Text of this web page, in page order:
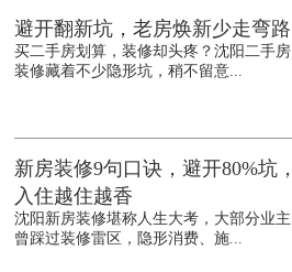
避开翻新坑，老房焕新少走弯路
买二手房划算，装修却头疼？沈阳二手房
装修藏着不少隐形坑，稍不留意...
新房装修9句口诀，避开80%坑，
入住越住越香
沈阳新房装修堪称人生大考，大部分业主
曾踩过装修雷区，隐形消费、施...